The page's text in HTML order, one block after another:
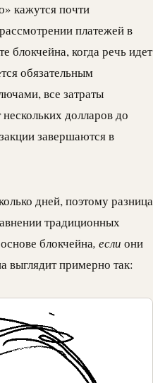
кажутся почти
платежей в
блокчейна, когда речь идет
обязательным
все затраты
долларов до
завершаются в
дней, поэтому разница
традиционных
блокчейна, если они
выглядит примерно так: